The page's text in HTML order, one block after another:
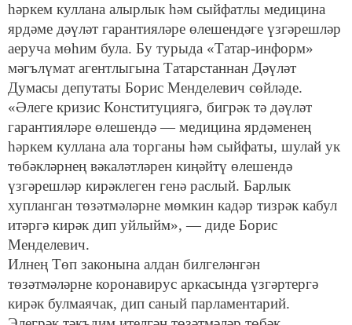
һәркем куллана алырлык һәм сыйфатлы медицина
ярдәме дәүләт гарантияләре өлешендәге үзгәрешләр
аеруча мөһим була. Бу турыда «Татар-информ»
мәгълүмат агентлыгына Татарстаннан Дәүләт
Думасы депутаты Борис Менделевич сөйләде.
«Әлеге кризис Конституциягә, бигрәк тә дәүләт
гарантияләре өлешендә — медицина ярдәменең
һәркем куллана ала торганы һәм сыйфаты, шулай ук
төбәкләрнең вәкаләтләрен киңәйтү өлешендә
үзгәрешләр кирәклеген генә раслый. Барлык
хупланган төзәтмәләрне мөмкин кадәр тизрәк кабул
итәргә кирәк дип уйлыйм», — диде Борис
Менделевич.
Илнең Төп законына алдан билгеләнгән
төзәтмәләрне коронавирус аркасында үзгәртергә
кирәк булмаячак, дип саный парламентарий.